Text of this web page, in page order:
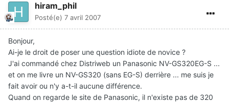
hiram_phil
Posté(e) 7 avril 2007
Bonjour,
Ai-je le droit de poser une question idiote de novice ?
J'ai commandé chez Distriweb un Panasonic NV-GS320EG-S ...
et on me livre un NV-GS320 (sans EG-S) derrière ... me suis je
fait avoir ou n'y a-t-il aucune différence.
Quand on regarde le site de Panasonic, il n'existe pas de 320